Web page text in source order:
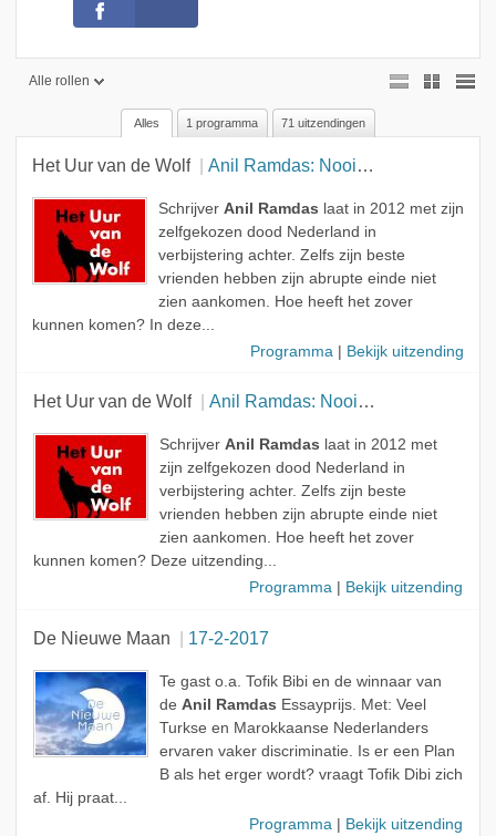
Alle rollen
Alle rollen
Geen rol
Presentator
Onderwerp
Alles 1 programma 71 uitzendingen
Het Uur van de Wolf Anil Ramdas: Nooit meer thuis
Schrijver Anil Ramdas laat in 2012 met zijn
zelfgekozen dood Nederland in
verbijstering achter. Zelfs zijn beste
vrienden hebben zijn abrupte einde niet
zien aankomen. Hoe heeft het zover
kunnen komen? In deze...
Programma
Bekijk uitzending
Het Uur van de Wolf Anil Ramdas: Nooit meer thuis
Schrijver Anil Ramdas laat in 2012 met
zijn zelfgekozen dood Nederland in
verbijstering achter. Zelfs zijn beste
vrienden hebben zijn abrupte einde niet
zien aankomen. Hoe heeft het zover
kunnen komen? Deze uitzending...
Programma
Bekijk uitzending
De Nieuwe Maan 17-2-2017
Te gast o.a. Tofik Bibi en de winnaar van
de Anil Ramdas Essayprijs. Met: Veel
Turkse en Marokkaanse Nederlanders
ervaren vaker discriminatie. Is er een Plan
B als het erger wordt? vraagt Tofik Dibi zich
af. Hij praat...
Programma
Bekijk uitzending